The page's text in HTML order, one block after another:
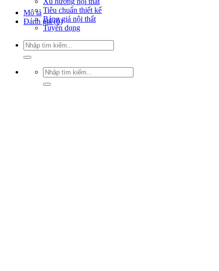
Tiêu chuẩn thiết kế
Bảng giá nội thất
Tuyển dụng
Tìm
kiếm:
Tìm
kiếm:
Mô tả
Đánh giá (0)